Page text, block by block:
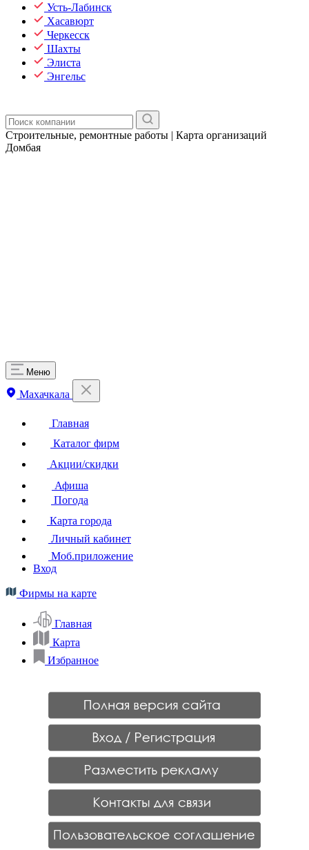
Усть-Лабинск
Хасавюрт
Черкесск
Шахты
Элиста
Энгельс
Строительные, ремонтные работы | Карта организаций
Домбая
Меню
Махачкала
Главная
Каталог фирм
Акции/скидки
Афиша
Погода
Карта города
Личный кабинет
Моб.приложение
Вход
Фирмы на карте
Главная
Карта
Избранное